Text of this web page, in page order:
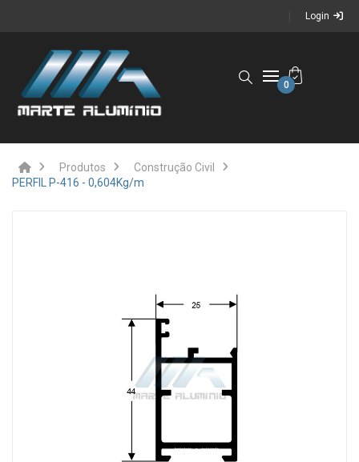
Login
0
Produtos
Construção Civil
PERFIL P-416 - 0,604Kg/m